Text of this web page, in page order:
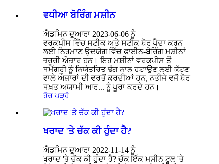
ਵਧੀਆ ਬੋਰਿੰਗ ਮਸ਼ੀਨ
ਐਡਮਿਨ ਦੁਆਰਾ 2023-06-06 ਨੂੰ
ਵਰਕਪੀਸ ਵਿੱਚ ਸਟੀਕ ਅਤੇ ਸਟੀਕ ਬੋਰ ਪੈਦਾ ਕਰਨ
ਲਈ ਨਿਰਮਾਣ ਉਦਯੋਗ ਵਿੱਚ ਫਾਈਨ-ਬੋਰਿੰਗ ਮਸ਼ੀਨਾਂ
ਜ਼ਰੂਰੀ ਔਜ਼ਾਰ ਹਨ। ਇਹ ਮਸ਼ੀਨਾਂ ਵਰਕਪੀਸ ਤੋਂ
ਸਮੱਗਰੀ ਨੂੰ ਨਿਯੰਤਰਿਤ ਢੰਗ ਨਾਲ ਹਟਾਉਣ ਲਈ ਕੱਟਣ
ਵਾਲੇ ਔਜ਼ਾਰਾਂ ਦੀ ਵਰਤੋਂ ਕਰਦੀਆਂ ਹਨ, ਨਤੀਜੇ ਵਜੋਂ ਬੋਰ
ਸਖ਼ਤ ਅਯਾਮੀ ਆਰ... ਨੂੰ ਪੂਰਾ ਕਰਦੇ ਹਨ।
ਹੋਰ ਪੜ੍ਹੋ
ਖਰਾਦ 'ਤੇ ਚੱਕ ਕੀ ਹੁੰਦਾ ਹੈ?
ਐਡਮਿਨ ਦੁਆਰਾ 2022-11-14 ਨੂੰ
ਖਰਾਦ 'ਤੇ ਚੱਕ ਕੀ ਹੁੰਦਾ ਹੈ? ਚੱਕ ਇੱਕ ਮਸ਼ੀਨ ਟੂਲ 'ਤੇ